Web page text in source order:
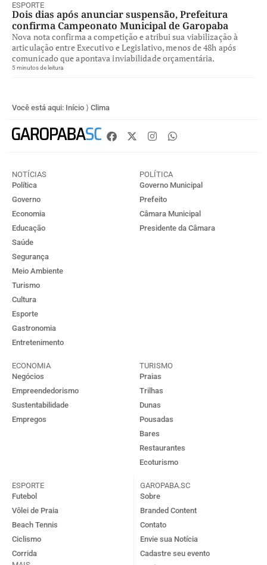
ESPORTE
Dois dias após anunciar suspensão, Prefeitura
confirma Campeonato Municipal de Garopaba
Nova nota confirma a competição e atribui sua viabilização à
articulação entre Executivo e Legislativo, menos de 48h após
comunicado que apontava inviabilidade orçamentária.
5 minutos de leitura
Você está aqui: Início ⟩ Clima
NOTÍCIAS
Política
Governo
Economia
Educação
Saúde
Segurança
Meio Ambiente
Turismo
Cultura
Esporte
Gastronomia
Entretenimento
POLÍTICA
Governo Municipal
Prefeito
Câmara Municipal
Presidente da Câmara
ECONOMIA
Negócios
Empreendedorismo
Sustentabilidade
Empregos
TURISMO
Praias
Trilhas
Dunas
Pousadas
Bares
Restaurantes
Ecoturismo
ESPORTE
Futebol
Vôlei de Praia
Beach Tennis
Ciclismo
Corrida
GAROPABA.SC
Sobre
Branded Content
Contato
Envie sua Notícia
Cadastre seu evento